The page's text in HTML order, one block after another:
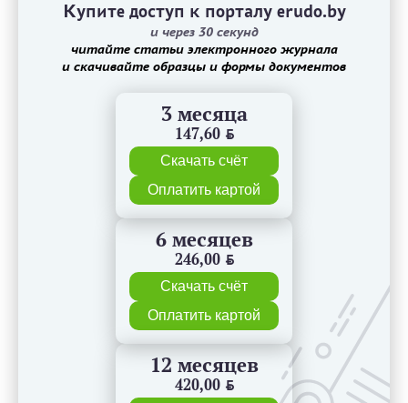
Купите доступ к порталу erudo.by
и через 30 секунд
читайте статьи электронного журнала
и скачивайте образцы и формы документов
3 месяца
147,60 BYN
Скачать счёт
Оплатить картой
6 месяцев
246,00 BYN
Скачать счёт
Оплатить картой
12 месяцев
420,00 BYN